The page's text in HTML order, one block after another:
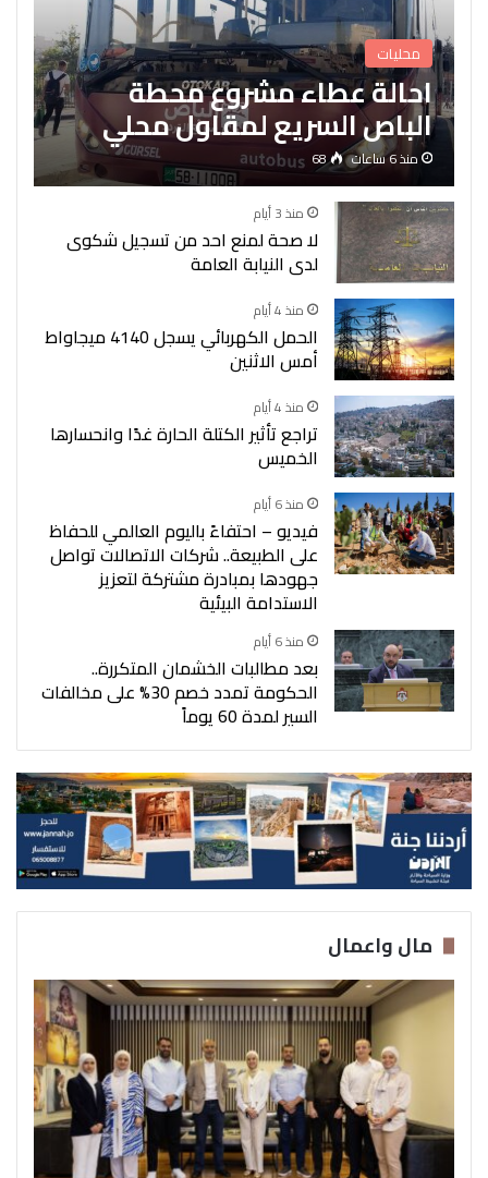
محليات
احالة عطاء مشروع محطة
الباص السريع لمقاول محلي
منذ 6 ساعات 68
منذ 3 أيام
لا صحة لمنع احد من تسجيل شكوى
لدى النيابة العامة
منذ 4 أيام
الحمل الكهربائي يسجل 4140 ميجاواط
أمس الاثنين
منذ 4 أيام
تراجع تأثير الكتلة الحارة غدًا وانحسارها
الخميس
منذ 6 أيام
فيديو – احتفاءً باليوم العالمي للحفاظ
على الطبيعة.. شركات الاتصالات تواصل
جهودها بمبادرة مشتركة لتعزيز
الاستدامة البيئية
منذ 6 أيام
بعد مطالبات الخشمان المتكررة..
الحكومة تمدد خصم 30% على مخالفات
السير لمدة 60 يوماً
مال واعمال